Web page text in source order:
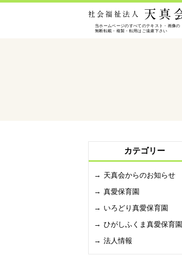
カテゴリー
天真会からのお知らせ
真愛保育園
いろどり真愛保育園
ひがしふくま真愛保育園
法人情報